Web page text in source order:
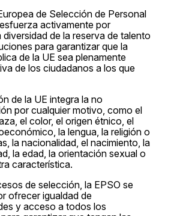
de Selección de Personal
activamente por
diversidad de la reserva de talento
para garantizar que la
de la UE sea plenamente
de los ciudadanos a los que
de la UE integra la no
por cualquier motivo, como el
el color, el origen étnico, el
la lengua, la religión o
la nacionalidad, el nacimiento, la
la edad, la orientación sexual o
característica.
de selección, la EPSO se
ofrecer igualdad de
y acceso a todos los